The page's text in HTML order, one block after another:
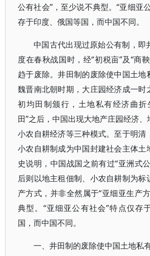
公有社会”，至少说不典型。“亚细亚
存于印度、俄国等国，而中国不同。
中国古代出现过原始公有制，即
度在春秋战国时，经“初税亩”及“商
趋于废除。井田制的废除使中国土地
魏晋南北朝时期，大庄园经济成一时
初均田制颁行，土地私有经济曲折
田”之后，中国出现大地产庄园经济、
小农自耕经济等三种模式。至于明清
小农自耕制成为中国封建社会主体土
史说明，中国战国之前有过“亚洲式
后则以地主租佃制、小农自耕制为标
产方式，并非全然属于“亚细亚生产
典型。“亚细亚公有社会”特点仅存
国，而中国不同。
一、井田制的废除使中国土地私